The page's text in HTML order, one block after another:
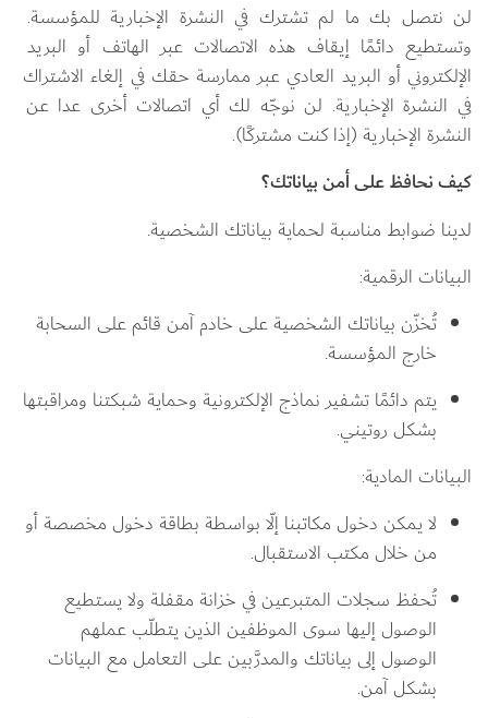
لن نتصل بك ما لم تشترك في النشرة الإخبارية للمؤسسة.
وتستطيع دائمًا إيقاف هذه الاتصالات عبر الهاتف أو البريد
الإلكتروني أو البريد العادي عبر ممارسة حقك في إلغاء الاشتراك
في النشرة الإخبارية. لن نوجّه لك أي اتصالات أخرى عدا عن
النشرة الإخبارية (إذا كنت مشتركًا).
كيف نحافظ على أمن بياناتك؟
لدينا ضوابط مناسبة لحماية بياناتك الشخصية.
البيانات الرقمية:
تُخزّن بياناتك الشخصية على خادم آمن قائم على السحابة
خارج المؤسسة.
يتم دائمًا تشفير نماذج الإلكترونية وحماية شبكتنا ومراقبتها
بشكل روتيني.
البيانات المادية:
لا يمكن دخول مكاتبنا إلّا بواسطة بطاقة دخول مخصصة أو
من خلال مكتب الاستقبال.
تُحفظ سجلات المتبرعين في خزانة مقفلة ولا يستطيع
الوصول إليها سوى الموظفين الذين يتطلّب عملهم
الوصول إلى بياناتك والمدرَّبين على التعامل مع البيانات
بشكل آمن.